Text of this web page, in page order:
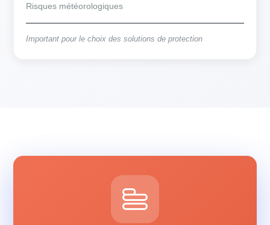
Risques météorologiques
Important pour le choix des solutions de protection